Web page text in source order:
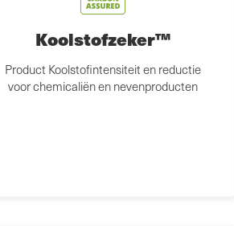
Koolstofzeker™
Product Koolstofintensiteit en reductie
voor chemicaliën en nevenproducten